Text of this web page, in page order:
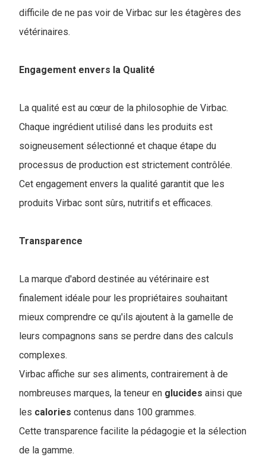
difficile de ne pas voir de Virbac sur les étagères des
vétérinaires.
Engagement envers la Qualité
La qualité est au cœur de la philosophie de Virbac.
Chaque ingrédient utilisé dans les produits est
soigneusement sélectionné et chaque étape du
processus de production est strictement contrôlée.
Cet engagement envers la qualité garantit que les
produits Virbac sont sûrs, nutritifs et efficaces.
Transparence
La marque d'abord destinée au vétérinaire est
finalement idéale pour les propriétaires souhaitant
mieux comprendre ce qu'ils ajoutent à la gamelle de
leurs compagnons sans se perdre dans des calculs
complexes.
Virbac affiche sur ses aliments, contrairement à de
nombreuses marques, la teneur en glucides ainsi que
les calories contenus dans 100 grammes.
Cette transparence facilite la pédagogie et la sélection
de la gamme.